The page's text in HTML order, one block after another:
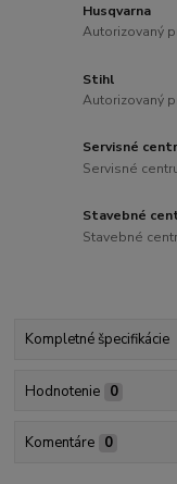
Husqvarna
Autorizovaný
Stihl
Autorizovaný
Servisné
Servisné
Stavebné
Stavebné
Kompletné špecifikácie
Hodnotenie 0
Komentáre 0